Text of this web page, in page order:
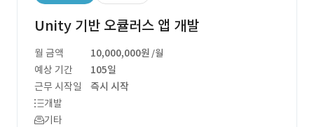
Unity 기반 오큘러스 앱 개발
월 금액 10,000,000원 /월
예상 기간
105일
근무 시작일
즉시 시작
개발
기타